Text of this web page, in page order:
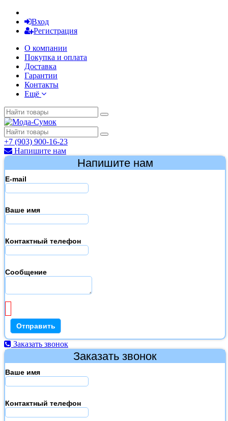
Вход
Регистрация
О компании
Покупка и оплата
Доставка
Гарантии
Контакты
Ещё
+7 (903) 900-16-23
Напишите нам
Напишите нам
E-mail
Ваше имя
Контактный телефон
Сообщение
Заказать звонок
Заказать звонок
Ваше имя
Контактный телефон